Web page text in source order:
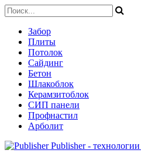
Забор
Плиты
Потолок
Сайдинг
Бетон
Шлакоблок
Керамзитоблок
СИП панели
Профнастил
Арболит
Publisher -